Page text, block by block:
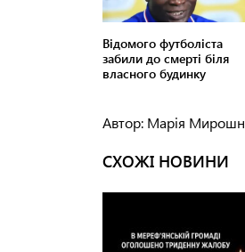
Автор: Марія
СХОЖІ НОВИНИ